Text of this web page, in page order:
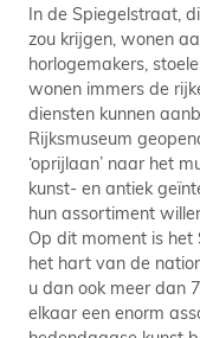
In de Spiegelstraat,
zou krijgen, wonen
horlogemakers,
wonen immers de
diensten kunnen
Rijksmuseum
‘oprijlaan’ naar het
kunst- en antiek
hun assortiment
Op dit moment is
het hart van de
u dan ook meer dan
elkaar een enorm